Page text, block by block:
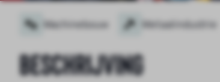
Machinebouw Metaalindustrie
Beschrijving